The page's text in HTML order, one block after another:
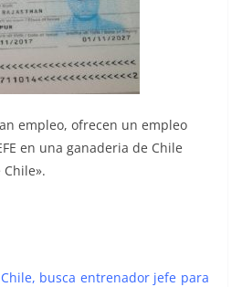
empleo, ofrecen un empleo
en una ganaderia de Chile
Chile».
busca entrenador jefe para